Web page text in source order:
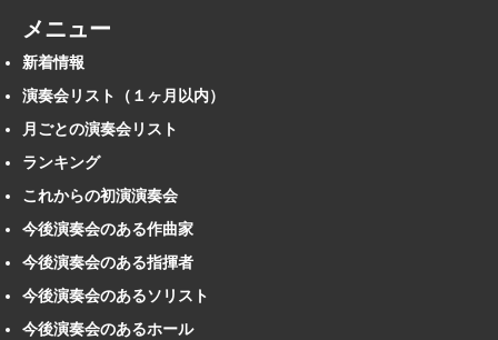
メニュー
新着情報
演奏会リスト（１ヶ月以内）
月ごとの演奏会リスト
ランキング
これからの初演演奏会
今後演奏会のある作曲家
今後演奏会のある指揮者
今後演奏会のあるソリスト
今後演奏会のあるホール